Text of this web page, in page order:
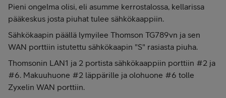
Pieni ongelma olisi, eli asumme kerrostalossa, kellarissa
pääkeskus josta piuhat tulee sähkökaappiin.
Sähkökaapin päällä lymyilee Thomson TG789vn ja sen
WAN porttiin istutettu sähkökaapin "S" rasiasta piuha.
Thomsonin LAN1 ja 2 portista sähkökaappiin porttiin #2 ja
#6. Makuuhuone #2 läppärille ja olohuone #6 tolle
Zyxelin WAN porttiin.